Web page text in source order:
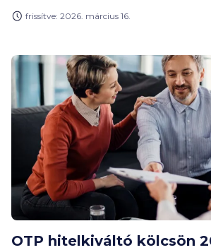
lesznek a 2026-os ingatlanpiacra.
frissítve: 2026. március 16.
OTP hitelkiváltó kölcsön